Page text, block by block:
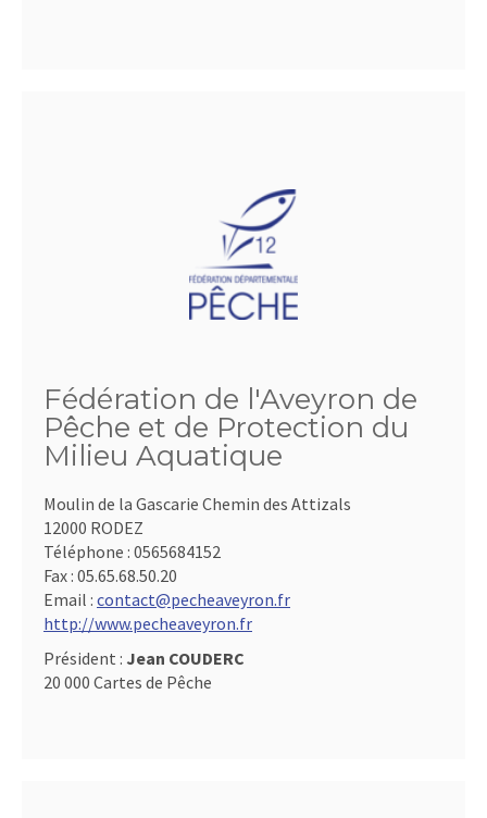
Fédération de l'Aveyron de
Pêche et de Protection du
Milieu Aquatique
Moulin de la Gascarie Chemin des Attizals
12000 RODEZ
Téléphone : 0565684152
Fax : 05.65.68.50.20
Email : contact@pecheaveyron.fr
http://www.pecheaveyron.fr
Président : Jean COUDERC
20 000 Cartes de Pêche